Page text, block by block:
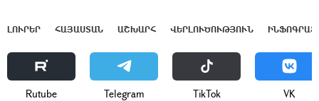
ԼՈՒՐԵՐ ՀԱՅԱՍՏԱՆ ԱՇԽԱՐՀ ՎԵՐԼՈՒԾՈՒԹՅՈՒՆ
Rutube Telegram ТikТоk VK